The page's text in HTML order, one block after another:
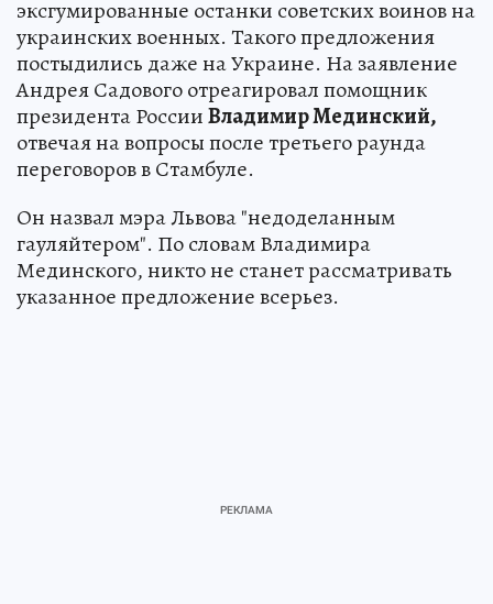
эксгумированные останки советских воинов на
украинских военных. Такого предложения
постыдились даже на Украине. На заявление
Андрея Садового отреагировал помощник
президента РоссииВладимир Мединский,
отвечая на вопросы после третьего раунда
переговоров в Стамбуле.
Он назвал мэра Львова "недоделанным
гауляйтером". По словам Владимира
Мединского, никто не станет рассматривать
указанное предложение всерьез.